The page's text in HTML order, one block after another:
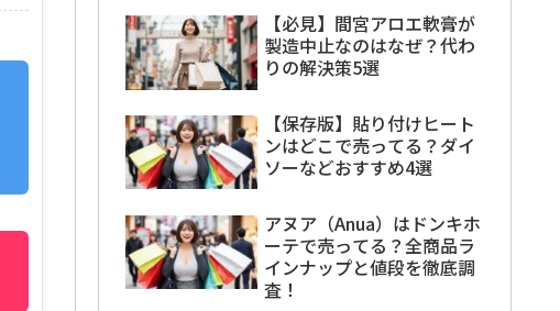
【必見】間宮アロエ軟膏が
製造中止なのはなぜ？代わ
りの解決策5選
【保存版】貼り付けヒート
ンはどこで売ってる？ダイ
ソーなどおすすめ4選
アヌア（Anua）はドンキホ
ーテで売ってる？全商品ラ
インナップと値段を徹底調
査！